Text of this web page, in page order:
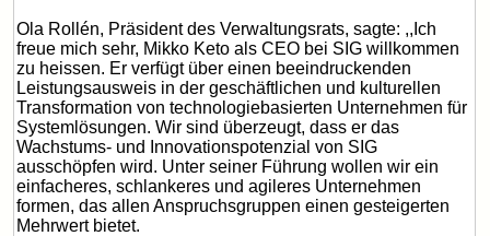
Ola Rollén, Präsident des Verwaltungsrats, sagte: ,,Ich
freue mich sehr, Mikko Keto als CEO bei SIG willkommen
zu heissen. Er verfügt über einen beeindruckenden
Leistungsausweis in der geschäftlichen und kulturellen
Transformation von technologiebasierten Unternehmen für
Systemlösungen. Wir sind überzeugt, dass er das
Wachstums- und Innovationspotenzial von SIG
ausschöpfen wird. Unter seiner Führung wollen wir ein
einfacheres, schlankeres und agileres Unternehmen
formen, das allen Anspruchsgruppen einen gesteigerten
Mehrwert bietet.